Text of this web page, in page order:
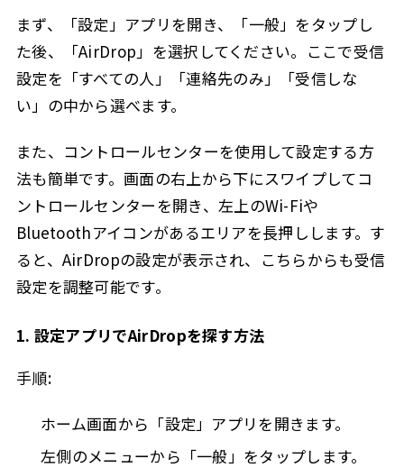
まず、「設定」アプリを開き、「一般」をタップし
た後、「AirDrop」を選択してください。ここで受信
設定を「すべての人」「連絡先のみ」「受信しな
い」の中から選べます。
また、コントロールセンターを使用して設定する方
法も簡単です。画面の右上から下にスワイプしてコ
ントロールセンターを開き、左上のWi-Fiや
Bluetoothアイコンがあるエリアを長押しします。す
ると、AirDropの設定が表示され、こちらからも受信
設定を調整可能です。
1. 設定アプリでAirDropを探す方法
手順:
ホーム画面から「設定」アプリを開きます。
左側のメニューから「一般」をタップします。